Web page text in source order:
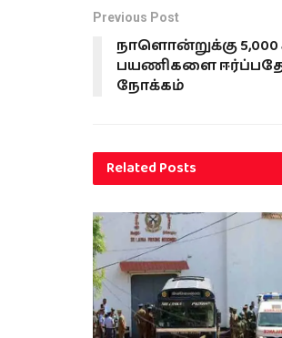
Previous Post
நாளொன்றுக்கு 5,000
பயணிகளை
நோக்கம்
RelatedPosts